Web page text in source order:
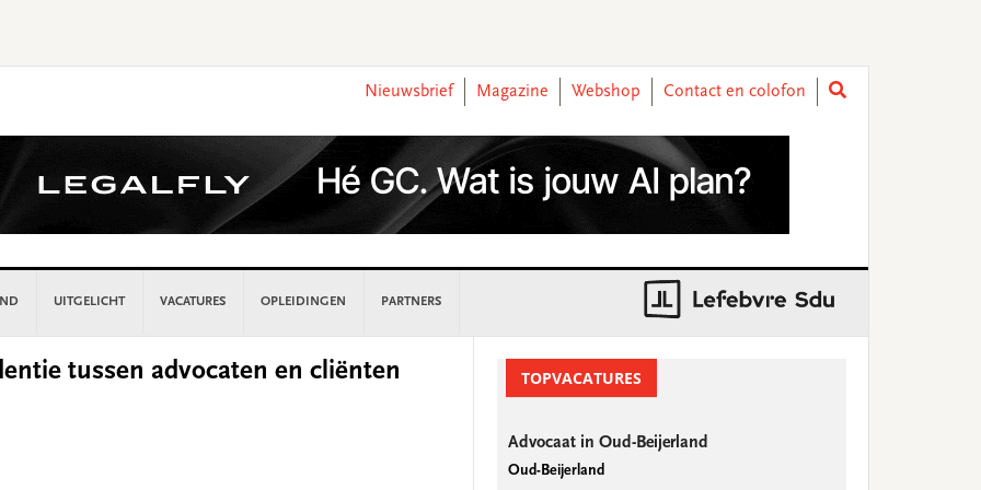
Nieuwsbrief
Magazine Webshop Contact en colofon
UITGELICHT VACATURES OPLEIDINGEN PARTNERS
tussen advocaten en cliënten
SidebarTOPVACATURES
Advocaat in Oud-Beijerland
Oud-Beijerland